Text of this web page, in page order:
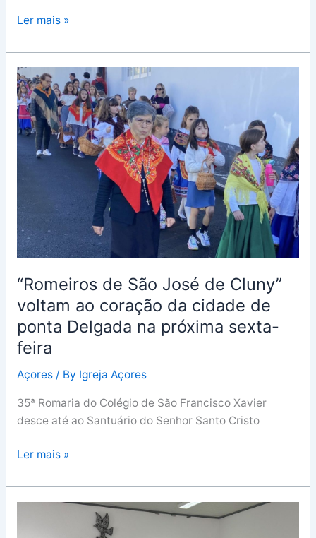
Ler mais »
“Romeiros de São José de Cluny”
voltam ao coração da cidade de
ponta Delgada na próxima sexta-
feira
Açores/ By Igreja Açores
35ª Romaria do Colégio de São Francisco Xavier
desce até ao Santuário do Senhor Santo Cristo
“Romeiros
de
São
José
Cluny”
voltam
coração
da
cidade
ponta
Delgada
na
próxima
sexta-
feira
Ler mais »